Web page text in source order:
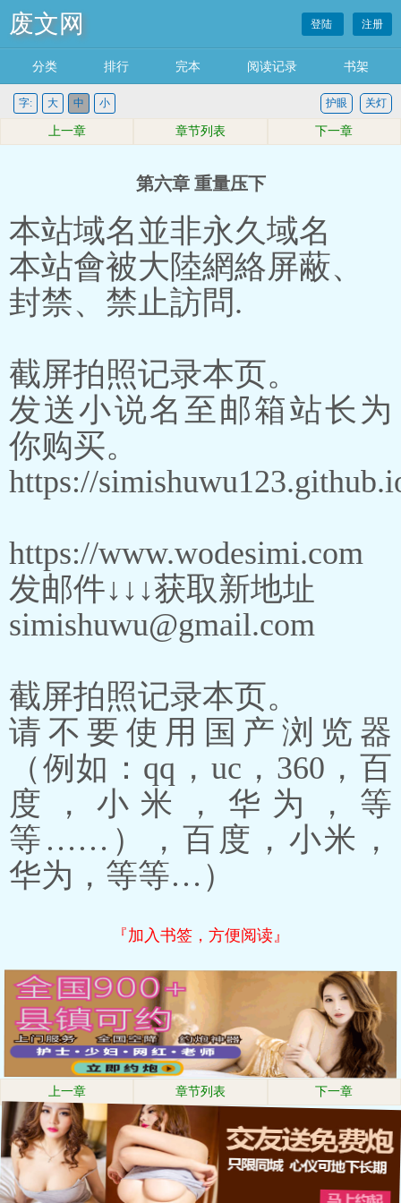
废文网 登陆 注册
分类 排行 完本 阅读记录 书架
字: 大 中 小 关灯
护眼
上一章 章节列表 下一章
第六章 重量压下
本站域名並非永久域名
本站會被大陸網絡屏蔽、
封禁、禁止訪問.
截屏拍照记录本页。
发送小说名至邮箱站长为
你购买。
https://
https://www.wodesimi.com
发邮件↓↓↓获取新地址
simishuwu@gmail.com
截屏拍照记录本页。
请不要使用国产浏览器
（例如：qq，uc，360，百
度，小米，华为，等
等……），百度，小米，
华为，等等…）
『加入书签，方便阅读』
上一章 章节列表 下一章